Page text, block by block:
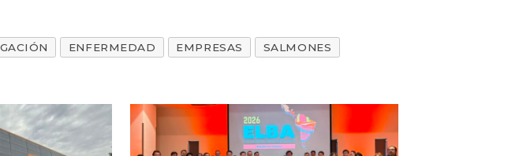
ENFERMEDAD EMPRESAS SALMONES